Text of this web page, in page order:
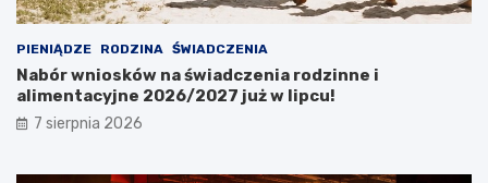
PIENIĄDZE RODZINA ŚWIADCZENIA
Nabór wniosków na świadczenia rodzinne i
alimentacyjne 2026/2027 już w lipcu!
7 sierpnia 2026